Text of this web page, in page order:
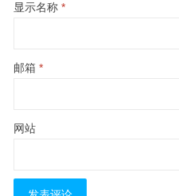
显示名称 *
邮箱 *
网站